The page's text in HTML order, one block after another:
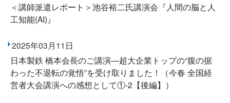
＜講師派遣レポート＞池谷裕二氏講演会『人間の脳と人
工知能(AI)』
2025年03月11日
日本製鉄 橋本会長のご講演―超大企業トップの“腹の据
わった不退転の覚悟”を受け取りました！（今春 全国経
営者大会講演への感想として①-2【後編】）